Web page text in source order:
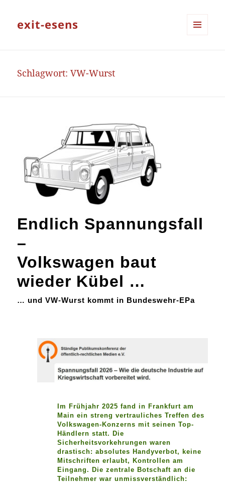
exit-esens
Schlagwort:VW-Wurst
Endlich Spannungsfall
–
Volkswagen baut
wieder Kübel …
… und VW-Wurst kommt in Bundeswehr-EPa
Im Frühjahr 2025 fand in Frankfurt am
Main ein streng vertrauliches Treffen des
Volkswagen-Konzerns mit seinen Top-
Händlern statt. Die
Sicherheitsvorkehrungen waren
drastisch: absolutes Handyverbot, keine
Mitschriften erlaubt, Kontrollen am
Eingang. Die zentrale Botschaft an die
Teilnehmer war unmissverständlich: